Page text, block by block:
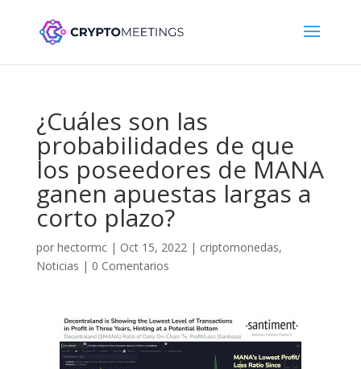
¿Cuáles son las
probabilidades de que
los poseedores de MANA
ganen apuestas largas a
corto plazo?
por hectormc| Oct 15, 2022| criptomonedas,
Noticias | 0 Comentarios